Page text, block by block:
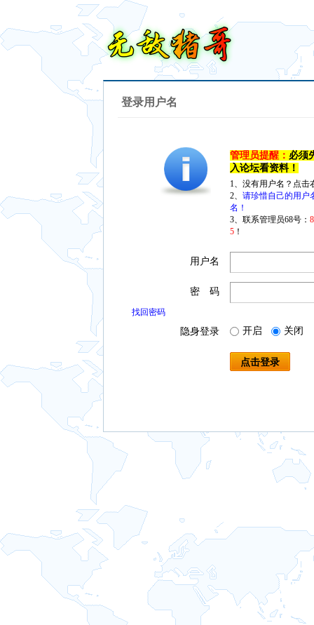
登录用户名
管理员提醒： 必须
入论坛看资料！
1、没有用户名？点
2、 请珍惜自己的用户
名！
3、联系管理员68号：
5 ！
用户名
密 码
找回密码
隐身登录 开启 关闭
点击登录